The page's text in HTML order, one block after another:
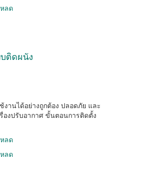
ลด
ติดผนัง
านได้อย่างถูกต้อง ปลอดภัย และ
องปรับอากาศ ขั้นตอนการติดตั้ง
ลด
ลด